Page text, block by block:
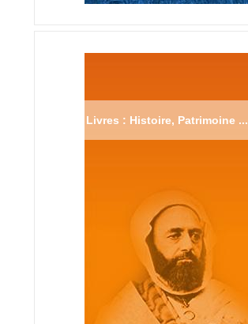
Livres : Histoire, Patrimoine ...